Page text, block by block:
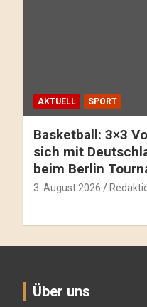
AKTUELL SPORT
Basketball: 3×3
sich mit
beim Berlin
3. August 2026
Über uns